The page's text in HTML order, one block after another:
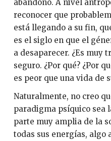
abandono. A nivel
reconocer que
está llegando a su fin,
es el siglo en que el
a desaparecer. ¿Es muy
seguro. ¿Por qué? ¿Por
es peor que una vida de
Naturalmente, no creo
paradigma psíquico sea
parte muy amplia de la
todas sus energías, algo